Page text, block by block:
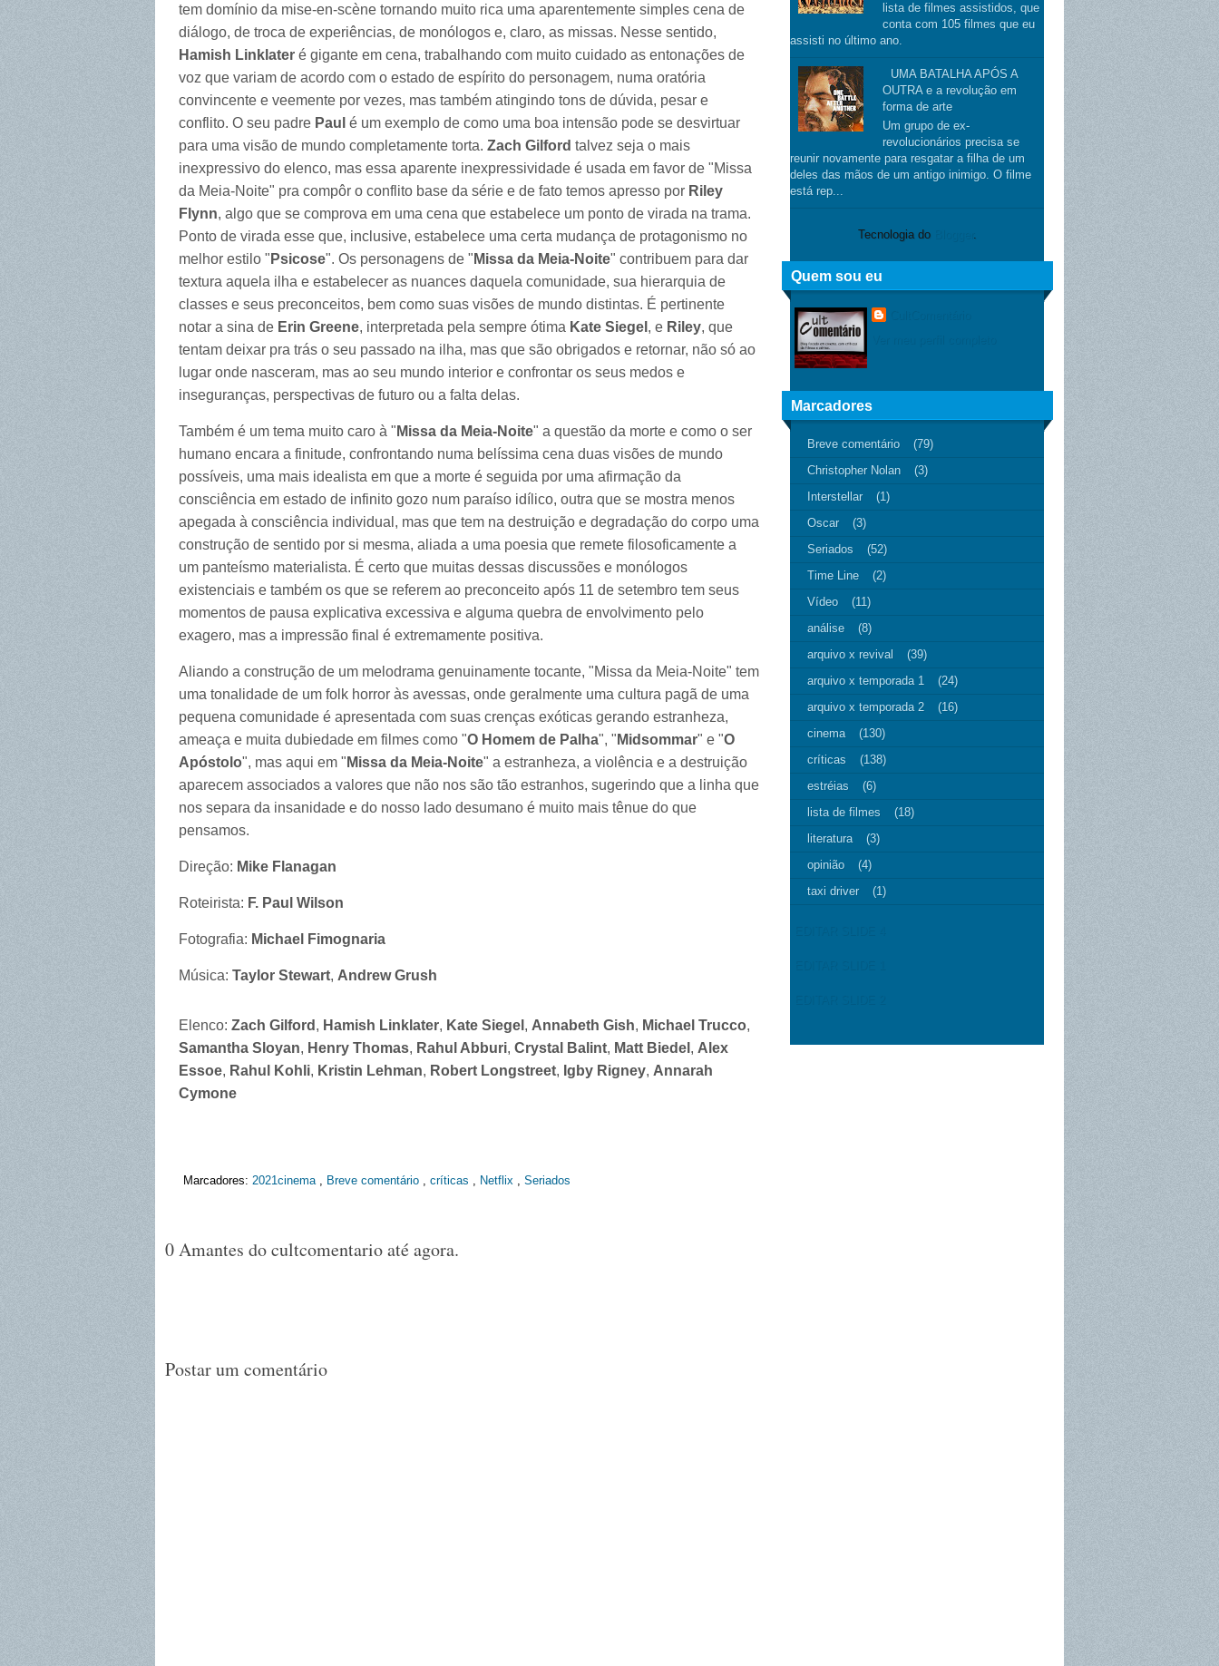
tem domínio da mise-en-scène tornando muito rica uma aparentemente simples cena de
diálogo, de troca de experiências, de monólogos e, claro, as missas. Nesse sentido,
Hamish Linklater é gigante em cena, trabalhando com muito cuidado as entonações de
voz que variam de acordo com o estado de espírito do personagem, numa oratória
convincente e veemente por vezes, mas também atingindo tons de dúvida, pesar e
conflito. O seu padre Paul é um exemplo de como uma boa intensão pode se desvirtuar
para uma visão de mundo completamente torta. Zach Gilford talvez seja o mais
inexpressivo do elenco, mas essa aparente inexpressividade é usada em favor de "Missa
da Meia-Noite" pra compôr o conflito base da série e de fato temos apresso por Riley
Flynn, algo que se comprova em uma cena que estabelece um ponto de virada na trama.
Ponto de virada esse que, inclusive, estabelece uma certa mudança de protagonismo no
melhor estilo " Psicose". Os personagens de " Missa da Meia-Noite" contribuem para dar
textura aquela ilha e estabelecer as nuances daquela comunidade, sua hierarquia de
classes e seus preconceitos, bem como suas visões de mundo distintas. É pertinente
notar a sina de Erin Greene, interpretada pela sempre ótima Kate Siegel , e Riley, que
tentam deixar pra trás o seu passado na ilha, mas que são obrigados e retornar, não só ao
lugar onde nasceram, mas ao seu mundo interior e confrontar os seus medos e
inseguranças, perspectivas de futuro ou a falta delas.
Também é um tema muito caro à " Missa da Meia-Noite" a questão da morte e como o ser
humano encara a finitude, confrontando numa belíssima cena duas visões de mundo
possíveis, uma mais idealista em que a morte é seguida por uma afirmação da
consciência em estado de infinito gozo num paraíso idílico, outra que se mostra menos
apegada à consciência individual, mas que tem na destruição e degradação do corpo uma
construção de sentido por si mesma, aliada a uma poesia que remete filosoficamente a
um panteísmo materialista. É certo que muitas dessas discussões e monólogos
existenciais e também os que se referem ao preconceito após 11 de setembro tem seus
momentos de pausa explicativa excessiva e alguma quebra de envolvimento pelo
exagero, mas a impressão final é extremamente positiva.
Aliando a construção de um melodrama genuinamente tocante, "Missa da Meia-Noite" tem
uma tonalidade de um folk horror às avessas, onde geralmente uma cultura pagã de uma
pequena comunidade é apresentada com suas crenças exóticas gerando estranheza,
ameaça e muita dubiedade em filmes como "O Homem de Palha", " Midsommar" e "O
Apóstolo", mas aqui em " Missa da Meia-Noite" a estranheza, a violência e a destruição
aparecem associados a valores que não nos são tão estranhos, sugerindo que a linha que
nos separa da insanidade e do nosso lado desumano é muito mais tênue do que
pensamos.
Direção: Mike Flanagan
Roteirista: F. Paul Wilson
Fotografia: Michael Fimognaria
Música: Taylor Stewart, Andrew Grush
Elenco: Zach Gilford , Hamish Linklater, Kate Siegel , Annabeth Gish, Michael Trucco,
Samantha Sloyan, Henry Thomas, Rahul Abburi, Crystal Balint, Matt Biedel , Alex
Essoe, Rahul Kohli, Kristin Lehman, Robert Longstreet, Igby Rigney, Annarah
Cymone
Marcadores: 2021cinema, Breve comentário , críticas , Netflix , Seriados
0 Amantes do cultcomentario até agora.
Postar um comentário
lista de filmes assistidos, que
conta com 105 filmes que eu
assisti no último ano.
UMA BATALHA APÓS A
OUTRA e a revolução em
forma de arte
Um grupo de ex-
revolucionários precisa se
reunir novamente para resgatar a filha de um
deles das mãos de um antigo inimigo. O filme
está rep...
Tecnologia do
Quem sou eu
Marcadores
Breve comentário
(79)
Christopher Nolan
(3)
Interstellar
(1)
Oscar
(3)
Seriados
(52)
Time Line
(2)
Vídeo
(11)
análise
(8)
arquivo x revival
(39)
arquivo x temporada 1
(24)
arquivo x temporada 2
(16)
cinema
(130)
críticas
(138)
estréias
(6)
lista de filmes
(18)
literatura
(3)
opinião
(4)
taxi driver
(1)